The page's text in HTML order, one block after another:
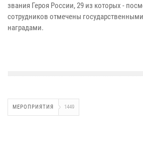
звания Героя России, 29 из которых -
сотрудников отмечены
наградами.
МЕРОПРИЯТИЯ 1449